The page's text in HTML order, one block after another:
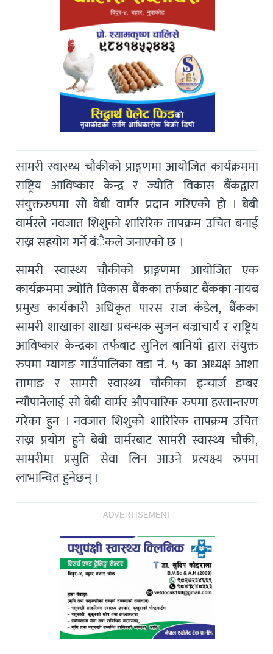
सामरी स्वास्थ्य चौकीको प्राङ्गणमा आयोजित कार्यक्रममा
राष्ट्रिय आविष्कार केन्द्र र ज्योति विकास बैंकद्वारा
संयुक्तरुपमा सो बेबी वार्मर प्रदान गरिएको हो । बेबी
वार्मरले नवजात शिशुको शारिरिक तापक्रम उचित बनाई
राख्न सहयोग गर्ने बंैकले जनाएको छ ।
सामरी स्वास्थ्य चौकीको प्राङ्गणमा आयोजित एक
कार्यक्रममा ज्योति विकास बैंकका तर्फबाट बैंकका नायब
प्रमुख कार्यकारी अधिकृत पारस राज कंडेल, बैंकका
सामरी शाखाका शाखा प्रबन्धक सुजन बज्राचार्य र राष्ट्रिय
आविष्कार केन्द्रका तर्फबाट सुनिल बानियाँ द्वारा संयुक्त
रुपमा म्यागङ गाउँपालिका वडा नं. ५ का अध्यक्ष आशा
तामाङ र सामरी स्वास्थ्य चौकीका इन्चार्ज डम्बर
न्यौपानेलाई सो बेबी वार्मर औपचारिक रुपमा हस्तान्तरण
गरेका हुन । नवजात शिशुको शारिरिक तापक्रम उचित
राख्न प्रयोग हुने बेबी वार्मरबाट सामरी स्वास्थ्य चौकी,
सामरीमा प्रसुति सेवा लिन आउने प्रत्यक्ष्य रुपमा
लाभान्वित हुनेछन् ।
ADVERTISEMENT